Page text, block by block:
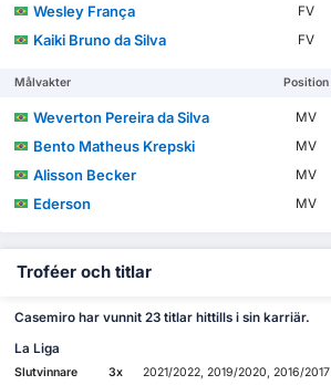
Wesley França
FV
Kaiki Bruno da Silva
FV
Målvakter Position
Weverton Pereira da Silva MV
Bento Matheus Krepski
MV
Alisson Becker
MV
Ederson
MV
Troféer och titlar
Casemiro har vunnit 23 titlar hittills i sin karriär.
La Liga
Slutvinnare 3x
2021/2022, 2019/2020, 2016/2017